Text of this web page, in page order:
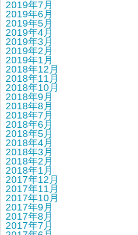
2019年7月
2019年6月
2019年5月
2019年4月
2019年3月
2019年2月
2019年1月
2018年12月
2018年11月
2018年10月
2018年9月
2018年8月
2018年7月
2018年6月
2018年5月
2018年4月
2018年3月
2018年2月
2018年1月
2017年12月
2017年11月
2017年10月
2017年9月
2017年8月
2017年7月